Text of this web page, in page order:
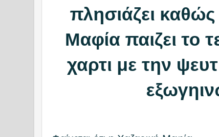
πλησιάζει
Μαφία παιζει το
χαρτι με την